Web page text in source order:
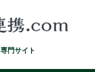
門サイト